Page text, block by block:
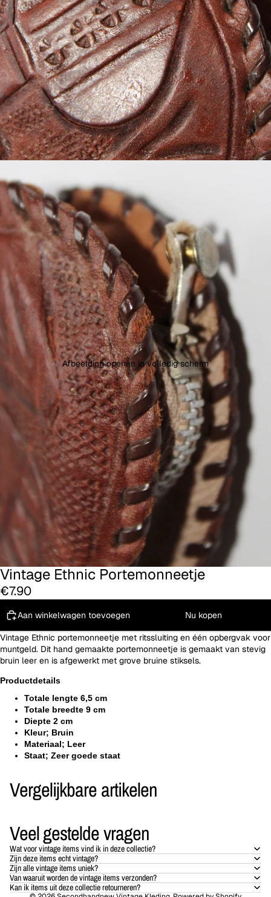
Afbeelding openen in volledig scherm
Vintage Ethnic Portemonneetje
€7.90
Aan winkelwagen toevoegen Nu kopen
Vintage Ethnic portemonneetje met ritssluiting en één opbergvak voor
muntgeld. Dit hand gemaakte portemonneetje is gemaakt van stevig
bruin leer en is afgewerkt met grove bruine stiksels.
Productdetails
Totale lengte 6,5 cm
Totale breedte 9 cm
Diepte 2 cm
Kleur; Bruin
Materiaal; Leer
Staat; Zeer goede staat
Vergelijkbare artikelen
Veel gestelde vragen
Wat voor vintage items vind ik in deze collectie?
Zijn deze items echt vintage?
Zijn alle vintage items uniek?
Van waaruit worden de vintage items verzonden?
Kan ik items uit deze collectie retourneren?